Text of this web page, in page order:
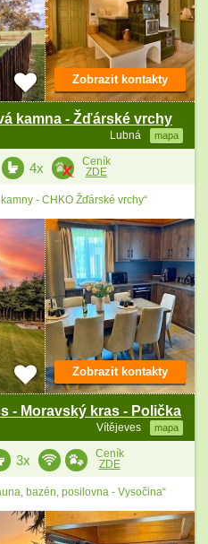
kamna - Žďárské vrchy
Lubná mapa
Zobrazit kontakty
4x
Ceník
ZDE
- CHKO Žďárské vrchy“
- Moravský kras - Polička
Vítějeves mapa
Zobrazit kontakty
3x
Ceník
ZDE
bazén, posilovna - Vysočina“